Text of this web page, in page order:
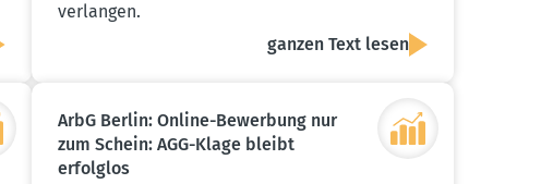
verlangen.
ganzen Text lesen
ArbG Berlin: Online-Bewerbung nur
zum Schein: AGG-Klage bleibt
erfolglos